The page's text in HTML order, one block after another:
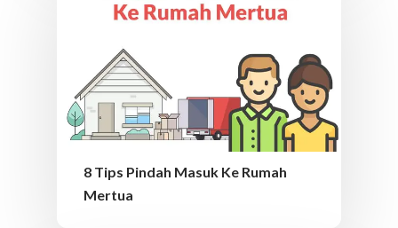
8 Tips Pindah Masuk Ke Rumah
Mertua